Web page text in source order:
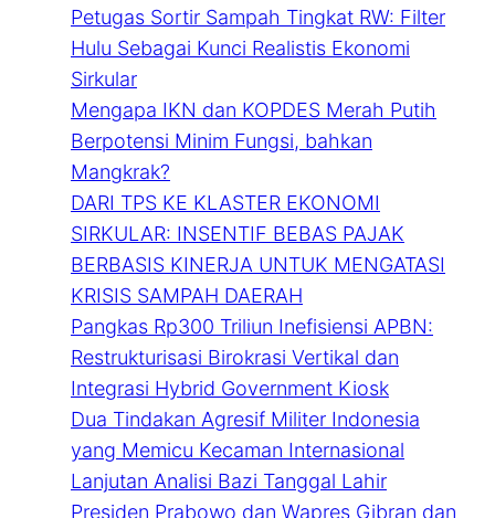
Petugas Sortir Sampah Tingkat RW: Filter
Hulu Sebagai Kunci Realistis Ekonomi
Sirkular
Mengapa IKN dan KOPDES Merah Putih
Berpotensi Minim Fungsi, bahkan
Mangkrak?
DARI TPS KE KLASTER EKONOMI
SIRKULAR: INSENTIF BEBAS PAJAK
BERBASIS KINERJA UNTUK MENGATASI
KRISIS SAMPAH DAERAH
Pangkas Rp300 Triliun Inefisiensi APBN:
Restrukturisasi Birokrasi Vertikal dan
Integrasi Hybrid Government Kiosk
Dua Tindakan Agresif Militer Indonesia
yang Memicu Kecaman Internasional
Lanjutan Analisi Bazi Tanggal Lahir
Presiden Prabowo dan Wapres Gibran dan